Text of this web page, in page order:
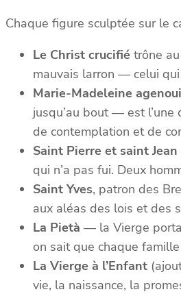
Chaque figure sculptée sur le
Le Christ crucifié trône
mauvais larron — celui qui
Marie-Madeleine
jusqu’au bout — est
de contemplation et de
Saint Pierre et saint Jean
qui n’a pas fui. Deux
Saint Yves, patron des
aux aléas des lois et des
La Pietà — la Vierge
on sait que chaque
La Vierge à l’Enfant
vie, la naissance, la